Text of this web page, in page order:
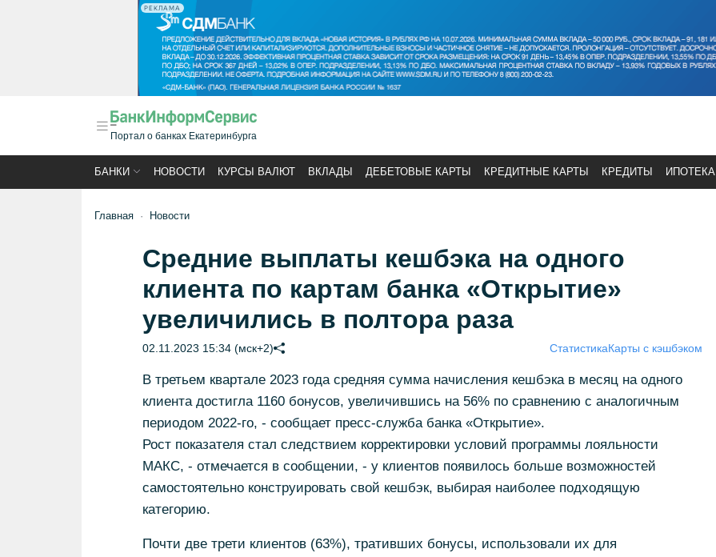
РЕКЛАМА
Портал о банках Екатеринбурга
БАНКИ НОВОСТИ КУРСЫ ВАЛЮТ ВКЛАДЫ ДЕБЕТОВЫЕ КАРТЫ КРЕДИТНЫЕ КАРТЫ КРЕДИТЫ ИПОТЕКА
Главная Новости
Средние выплаты кешбэка на одного
клиента по картам банка «Открытие»
увеличились в полтора раза
02.11.2023 15:34 (мск+2) СтатистикаКарты с кэшбэком
В третьем квартале 2023 года средняя сумма начисления кешбэка в месяц на одного
клиента достигла 1160 бонусов, увеличившись на 56% по сравнению с аналогичным
периодом 2022-го, - сообщает пресс-служба банка «Открытие».
Рост показателя стал следствием корректировки условий программы лояльности
МАКС, - отмечается в сообщении, - у клиентов появилось больше возможностей
самостоятельно конструировать свой кешбэк, выбирая наиболее подходящую
категорию.
Почти две трети клиентов (63%), тративших бонусы, использовали их для